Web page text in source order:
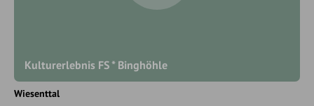
Kulturerlebnis FS * Binghöhle
Wiesenttal